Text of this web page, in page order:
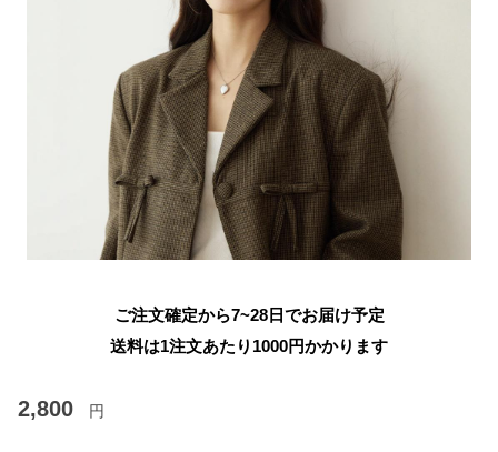
ご注文確定から7~28日でお届け予定
送料は1注文あたり 1000円かかります
2,800 円